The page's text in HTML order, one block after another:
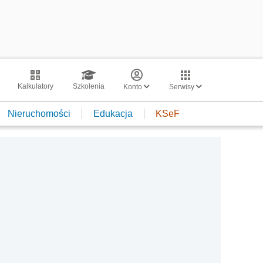
Kalkulatory Szkolenia Konto Serwisy
Nieruchomości Edukacja KSeF